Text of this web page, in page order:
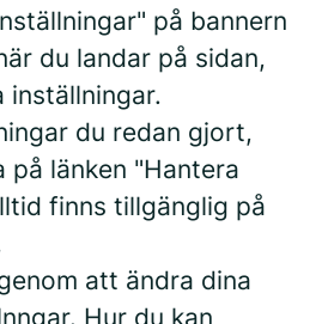
på bannern
du landar på sidan,
du redan gjort,
på länken "Hantera
finns tillgänglig på
att ändra dina
Hur du kan